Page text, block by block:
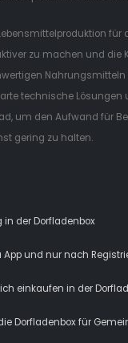
für
zu machen und die
Nahrungsmitteln
technische Lösungen
um den Aufwand für
gering zu halten.
in der Dorfladenbox
und nur nach
einkaufen in der
Dorfladenbox für